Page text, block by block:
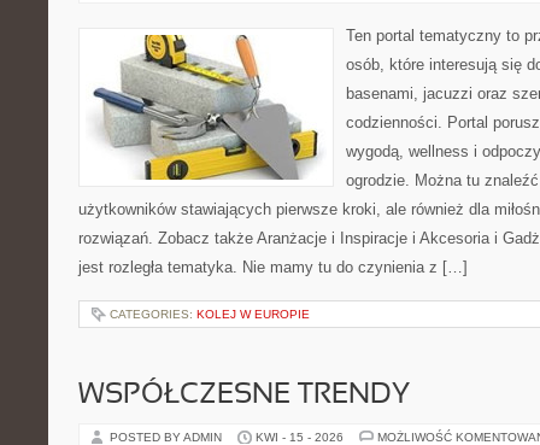
Ten portal tematyczny to
osób, które interesują się
basenami, jacuzzi oraz
codzienności. Portal
wygodą, wellness i
ogrodzie. Można tu
użytkowników stawiających pierwsze kroki, ale również dla
rozwiązań. Zobacz także Aranżacje i Inspiracje i Akcesoria i
jest rozległa tematyka. Nie mamy tu do czynienia z […]
CATEGORIES: KOLEJ W EUROPIE
WSPÓŁCZESNE TRENDY
POSTED BY ADMIN KWI - 15 - 2026 MOŻLIWOŚĆ